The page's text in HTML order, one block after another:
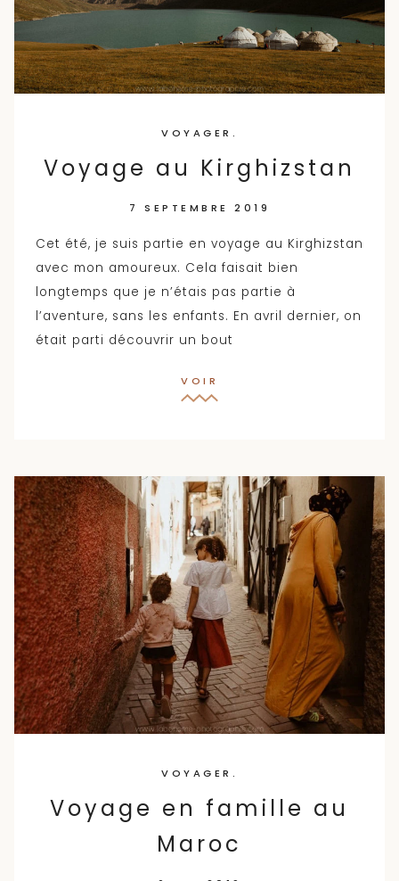
VOYAGER.
Voyage au Kirghizstan
7 SEPTEMBRE 2019
Cet été, je suis partie en voyage au Kirghizstan
avec mon amoureux. Cela faisait bien
longtemps que je n’étais pas partie à
l’aventure, sans les enfants. En avril dernier, on
était parti découvrir un bout
VOIR
VOYAGER.
Voyage en famille au
Maroc